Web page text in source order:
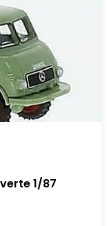
1/87